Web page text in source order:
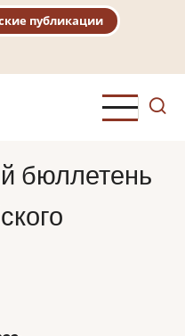
публикации
бюллетень